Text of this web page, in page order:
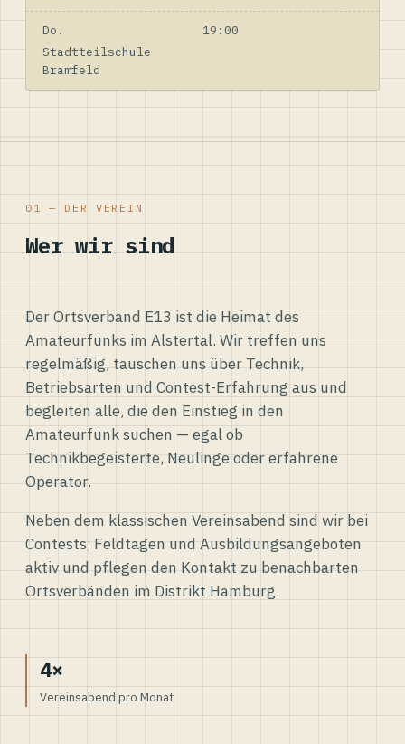
Do.
19:00
Stadtteilschule
Bramfeld
01 — DER VEREIN
Wer wir sind
Der Ortsverband E13 ist die Heimat des
Amateurfunks im Alstertal. Wir treffen uns
regelmäßig, tauschen uns über Technik,
Betriebsarten und Contest-Erfahrung aus und
begleiten alle, die den Einstieg in den
Amateurfunk suchen — egal ob
Technikbegeisterte, Neulinge oder erfahrene
Operator.
Neben dem klassischen Vereinsabend sind wir bei
Contests, Feldtagen und Ausbildungsangeboten
aktiv und pflegen den Kontakt zu benachbarten
Ortsverbänden im Distrikt Hamburg.
4×
Vereinsabend pro Monat